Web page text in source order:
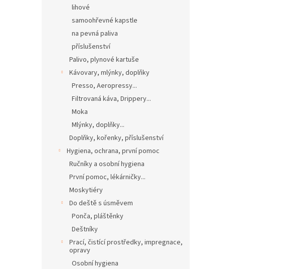
lihové
samoohřevné kapstle
na pevná paliva
příslušenství
Palivo, plynové kartuše
Kávovary, mlýnky, doplňky
Presso, Aeropressy...
Filtrovaná káva, Drippery...
Moka
Mlýnky, doplňky...
Doplňky, kořenky, příslušenství
Hygiena, ochrana, první pomoc
Ručníky a osobní hygiena
První pomoc, lékárničky...
Moskytiéry
Do deště s úsměvem
Ponča, pláštěnky
Deštníky
Prací, čistící prostředky, impregnace,
opravy
Osobní hygiena